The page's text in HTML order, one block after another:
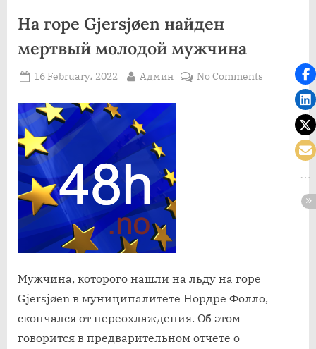
На горе Gjersjøen найден
мертвый молодой мужчина
Posted
16 February، 2022 By
Админ No Commentson
Gjersjøen
найден
мертвый
Мужчина, которого нашли на льду на горе
Gjersjøen в муниципалитете Нордре Фолло,
скончался от переохлаждения. Об этом
говорится в предварительном отчете о